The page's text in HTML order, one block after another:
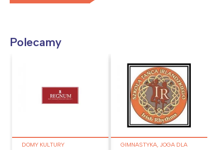
Polecamy
DOMY KULTURY
GIMNASTYKA, JOGA DLA